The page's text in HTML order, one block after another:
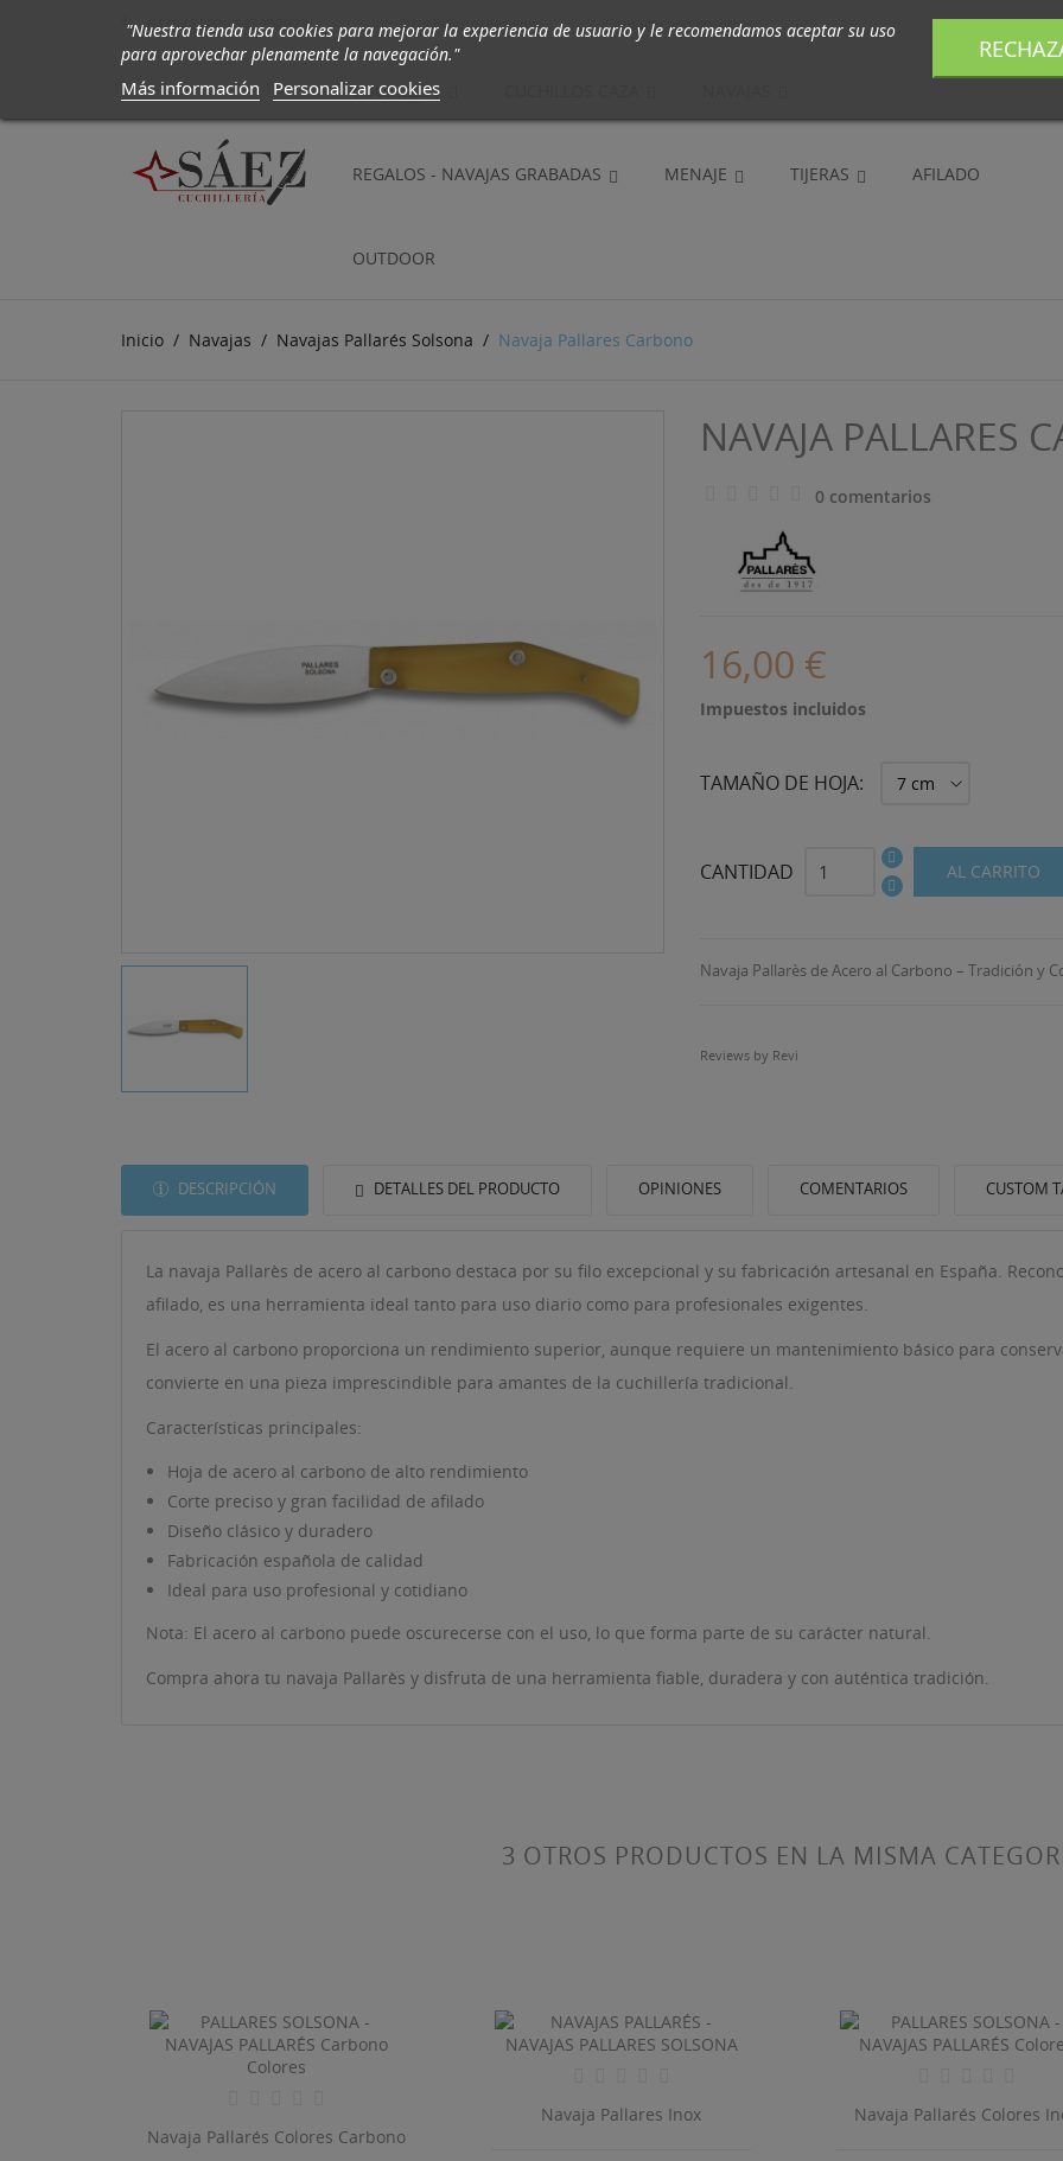
647942190 - 647252972  info@cuchilleriasaez.com  Contacte con nosotros
CUCHILLOS
REGALOS - NAVAJAS GRABADAS MENAJE TIJERAS AFILADO
OUTDOOR
Inicio Navajas Navajas Pallarés Solsona Navaja Pallares Carbono
NAVAJA PALLARES
0 comentarios
16,00 €
Impuestos incluidos
TAMAÑO DE HOJA:
CANTIDAD AL CARRITO
Navaja Pallarès de Acero al Carbono – Tradición y
Reviews by Revi
DESCRIPCIÓN DETALLES DEL PRODUCTO OPINIONES COMENTARIOS CUSTOM
La navaja Pallarès de acero al carbono destaca por su filo excepcional y su fabricación artesanal en España.
afilado, es una herramienta ideal tanto para uso diario como para profesionales exigentes.
El acero al carbono proporciona un rendimiento superior, aunque requiere un mantenimiento básico para
convierte en una pieza imprescindible para amantes de la cuchillería tradicional.
Características principales:
Hoja de acero al carbono de alto rendimiento
Corte preciso y gran facilidad de afilado
Diseño clásico y duradero
Fabricación española de calidad
Ideal para uso profesional y cotidiano
Nota: El acero al carbono puede oscurecerse con el uso, lo que forma parte de su carácter natural.
Compra ahora tu navaja Pallarès y disfruta de una herramienta fiable, duradera y con auténtica tradición.
3 OTROS PRODUCTOS EN LA MISMA
Navaja Pallarés Colores Carbono
Navaja Pallares Inox Navaja Pallarés Colores
"Nuestra tienda usa cookies para mejorar la experiencia de usuario y le recomendamos aceptar su uso
para aprovechar plenamente la navegación."
Más información Personalizar cookies
Debe iniciar sesión para guardar productos en su lista de deseos.